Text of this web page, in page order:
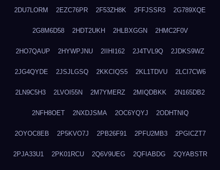
2DU7LORM 2EZC76PR 2F53ZH8K 2FFJSSR3 2G789XQE
2G8M6D58 2HDT2UKH 2HLBXGGN 2HMC2F0V
2HO7QAUP 2HYWPJNU 2IIHI162 2J4TVL9Q 2JDKS9WZ
2JG4QYDE 2JSJLGSQ 2KKCIQS5 2KL1TDVU 2LCI7CW6
2LN9C5H3 2LVOI55N 2M7YMERZ 2MIQDBKK 2N165DB2
2NFH8OET 2NXDJSMA 2OC6YQYJ 2ODHTNIQ
2OYOC8EB 2P5KVO7J 2PB26F91 2PFU2MB3 2PGICZT7
2PJA33U1 2PK01RCU 2Q6V9UEG 2QFIABDG 2QYABSTR